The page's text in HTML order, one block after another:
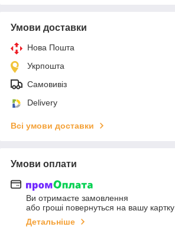
Умови доставки
Нова Пошта
Укрпошта
Самовивіз
Delivery
Всі умови доставки
Умови оплати
Ви отримаєте замовлення
або гроші повернуться на вашу картку
Детальніше